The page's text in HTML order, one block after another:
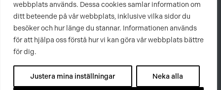
webbplats används. Dessa cookies samlar information om
ditt beteende på vår webbplats, inklusive vilka sidor du
besöker och hur länge du stannar. Informationen används
för att hjälpa oss förstå hur vi kan göra vår webbplats bättre
för dig.
Justera mina inställningar Neka alla
Om Bonnierförlagen
Cookies
Integritetspolicy